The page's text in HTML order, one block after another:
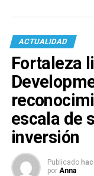
ACTUALIDAD
Fortaleza
escala de
inversión
Publicado
por Anna